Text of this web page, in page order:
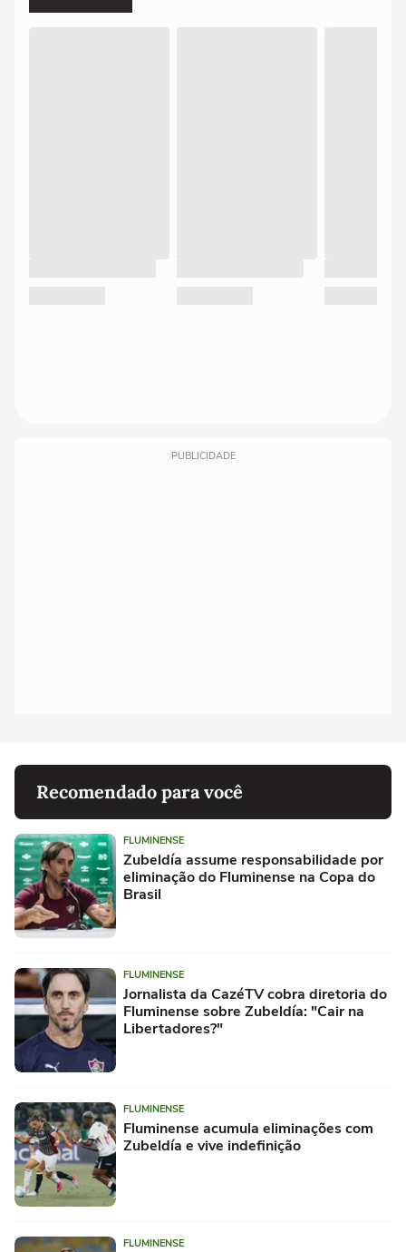
PUBLICIDADE
Recomendado para você
FLUMINENSE
Zubeldía assume responsabilidade por
eliminação do Fluminense na Copa do
Brasil
FLUMINENSE
Jornalista da CazéTV cobra diretoria do
Fluminense sobre Zubeldía: "Cair na
Libertadores?"
FLUMINENSE
Fluminense acumula eliminações com
Zubeldía e vive indefinição
FLUMINENSE